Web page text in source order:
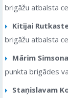
brigāžu atbalsta
Kitijai
brigāžu atbalsta
Mārim
punkta brigādes
Staņislavam